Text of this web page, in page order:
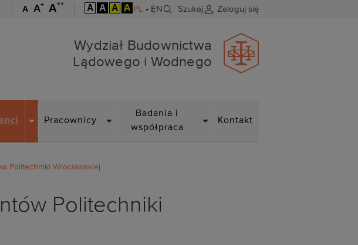
A A+ A++ A A A A PL • EN Szukaj Zaloguj się
Lądowego i Wodnego
Wydział Budownictwa
Lądowego i Wodnego
DROPDOWN
Pracownicy
Badania i
współpraca
Kontakt
Politechniki Wrocławskiej
Politechniki